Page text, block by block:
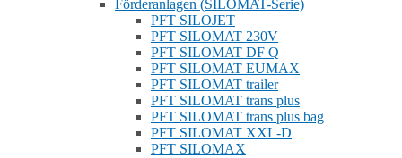
Förderanlagen (SILOMAT-Serie)
PFT SILOJET
PFT SILOMAT 230V
PFT SILOMAT DF Q
PFT SILOMAT EUMAX
PFT SILOMAT trailer
PFT SILOMAT trans plus
PFT SILOMAT trans plus bag
PFT SILOMAT XXL-D
PFT SILOMAX